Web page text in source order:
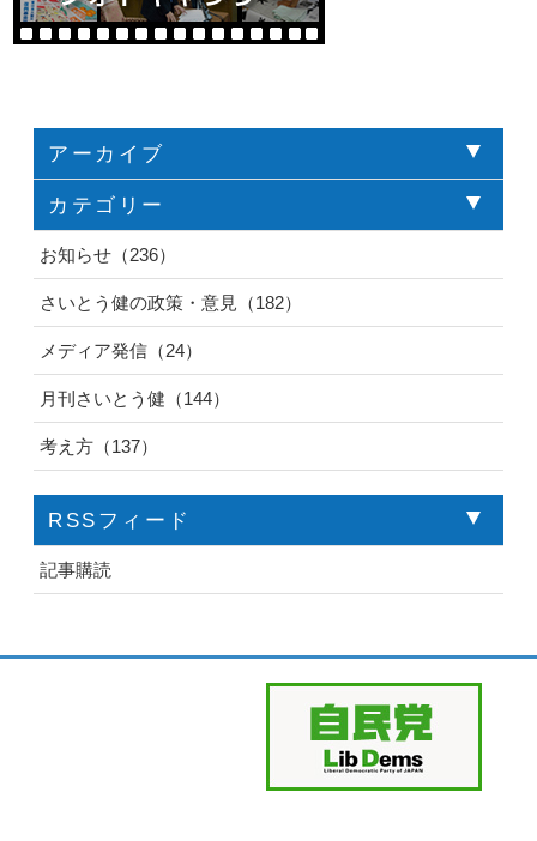
アーカイブ
カテゴリー
お知らせ（236）
さいとう健の政策・意見（182）
メディア発信（24）
月刊さいとう健（144）
考え方（137）
RSSフィード
記事購読